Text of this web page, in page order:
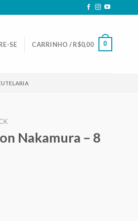
SE CARRINHO /R$0,00 0
Nakamura – 8